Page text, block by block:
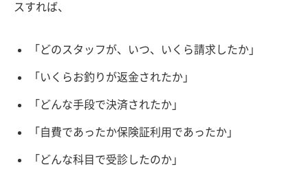
スすれば、
「どのスタッフが、いつ、いくら請求したか」
「いくらお釣りが返金されたか」
「どんな手段で決済されたか」
「自費であったか保険証利用であったか」
「どんな科目で受診したのか」